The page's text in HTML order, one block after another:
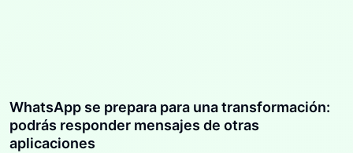
WhatsApp se prepara para una transformación:
podrás responder mensajes de otras
aplicaciones